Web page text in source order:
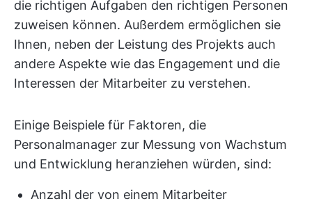
die richtigen Aufgaben den richtigen Personen
zuweisen können. Außerdem ermöglichen sie
Ihnen, neben der Leistung des Projekts auch
andere Aspekte wie das Engagement und die
Interessen der Mitarbeiter zu verstehen.
Einige Beispiele für Faktoren, die
Personalmanager zur Messung von Wachstum
und Entwicklung heranziehen würden, sind:
Anzahl der von einem Mitarbeiter